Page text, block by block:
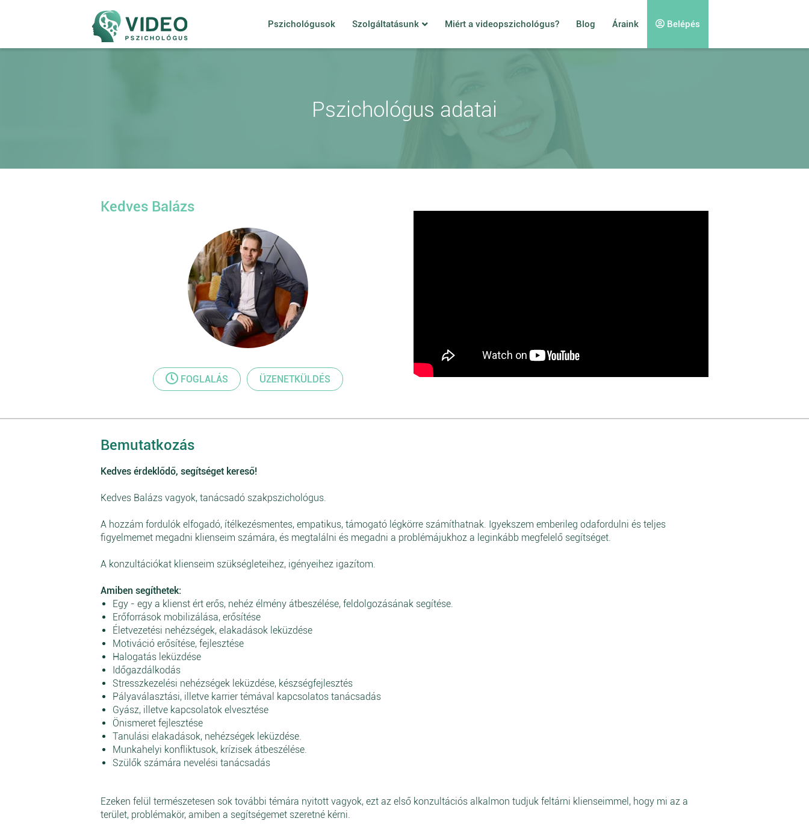
Pszichológusok Szolgáltatásunk Miért a videopszichológus? Blog Áraink Belépés
Pszichológus adatai
Kedves Balázs
FOGLALÁS ÜZENETKÜLDÉS
Bemutatkozás
Kedves érdeklődő, segítséget kereső!
Kedves Balázs vagyok, tanácsadó szakpszichológus.
A hozzám fordulók elfogadó, ítélkezésmentes, empatikus, támogató légkörre számíthatnak. Igyekszem emberileg odafordulni és teljes
figyelmemet megadni klienseim számára, és megtalálni és megadni a problémájukhoz a leginkább megfelelő segítséget.
A konzultációkat klienseim szükségleteihez, igényeihez igazítom.
Amiben segíthetek:
Egy - egy a klienst ért erős, nehéz élmény átbeszélése, feldolgozásának segítése.
Erőforrások mobilizálása, erősítése
Életvezetési nehézségek, elakadások leküzdése
Motiváció erősítése, fejlesztése
Halogatás leküzdése
Időgazdálkodás
Stresszkezelési nehézségek leküzdése, készségfejlesztés
Pályaválasztási, illetve karrier témával kapcsolatos tanácsadás
Gyász, illetve kapcsolatok elvesztése
Önismeret fejlesztése
Tanulási elakadások, nehézségek leküzdése.
Munkahelyi konfliktusok, krízisek átbeszélése.
Szülők számára nevelési tanácsadás
Ezeken felül természetesen sok további témára nyitott vagyok, ezt az első konzultációs alkalmon tudjuk feltárni klienseimmel, hogy mi az a
terület, problémakör, amiben a segítségemet szeretné kérni.